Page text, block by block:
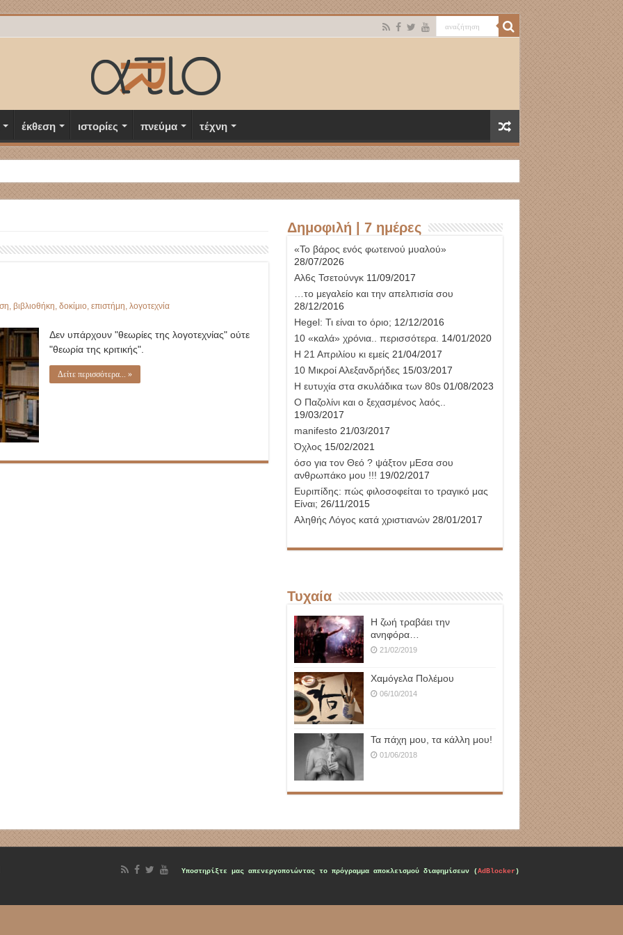
έκθεση ιστορίες πνεύμα τέχνη
βιβλιοθήκη δοκίμιο, επιστήμη λογοτεχνία
Δεν υπάρχουν "θεωρίες της λογοτεχνίας" ούτε
"θεωρία της κριτικής".
Δείτε περισσότερα... »
Δημοφιλή | 7 ημέρες
«Το βάρος ενός φωτεινού μυαλού»
28/07/2026
Αλ6ς Τσετούνγκ11/09/2017
…το μεγαλείο και την απελπισία σου
28/12/2016
Hegel: Τι είναι το όριο; 12/12/2016
10 «καλά» χρόνια.. περισσότερα. 14/01/2020
Η 21 Απριλίου κι εμείς 21/04/2017
10 Μικροί Αλεξανδρήδες 15/03/2017
Η ευτυχία στα σκυλάδικα των 80s01/08/2023
Ο Παζολίνι και ο ξεχασμένος λαός..
19/03/2017
manifesto21/03/2017
Όχλος 15/02/2021
όσο για τον Θεό ? ψάξτον μΕσα σου
ανθρωπάκο μου !!! 19/02/2017
Ευριπίδης: πώς φιλοσοφείται το τραγικό μας
Είναι; 26/11/2015
Αληθής Λόγος κατά χριστιανών28/01/2017
Τυχαία
Η ζωή τραβάει την
ανηφόρα…
21/02/2019
Χαμόγελα Πολέμου
06/10/2014
Τα πάχη μου, τα κάλλη μου!
01/06/2018
Υποστηρίξτε μας απενεργοποιώντας το πρόγραμμα αποκλεισμού διαφημίσεων (AdBlocker)